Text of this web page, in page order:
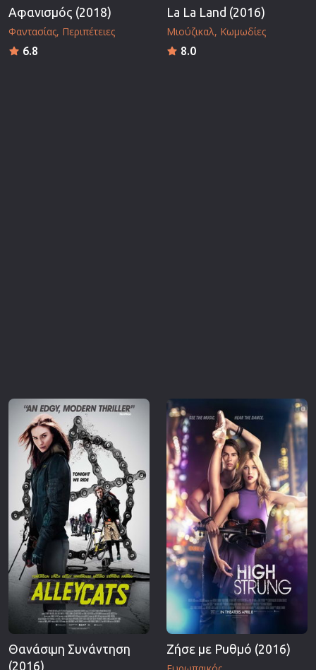
Αφανισμός (2018)
Φαντασίας Περιπέτειες
6.8
La La Land (2016)
Μιούζικαλ Κωμωδίες
8.0
Θανάσιμη Συνάντηση
(2016)
Ζήσε με Ρυθμό (2016)